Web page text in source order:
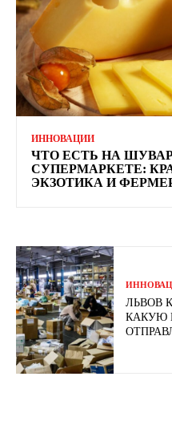
ИННОВАЦИИ
ЧТО ЕСТЬ НА
СУПЕРМАРКЕТЕ:
ЭКЗОТИКА И
ЛЬВОВ
КАКУЮ